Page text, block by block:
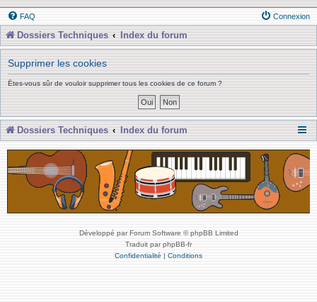
FAQ Connexion
Dossiers Techniques Index du forum
Supprimer les cookies
Êtes-vous sûr de vouloir supprimer tous les cookies de ce forum ?
Dossiers Techniques Index du forum
Développé par Forum Software © phpBB Limited
Traduit par phpBB-fr
Confidentialité | Conditions